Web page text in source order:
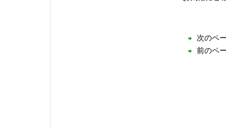
次のペ
前のペ